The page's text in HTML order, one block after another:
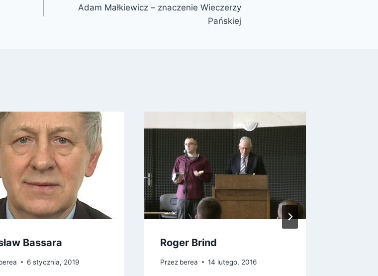
Adam Małkiewicz – znaczenie Wieczerzy
Pańskiej
Bassara
6 stycznia, 2019
Roger Brind
Przez berea 14 lutego, 2016